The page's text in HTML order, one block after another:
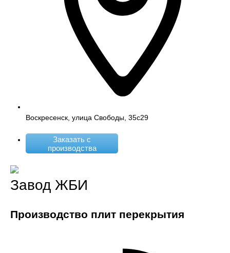
Воскресенск, улица Свободы, 35с29
Заказать с
производства
Завод ЖБИ
Производство плит перекрытия